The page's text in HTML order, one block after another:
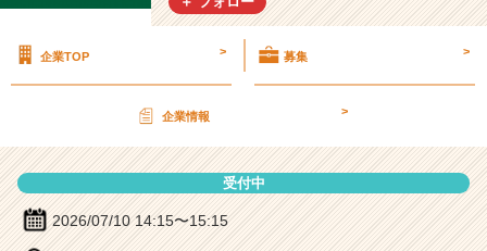
ロ
ル
株
会
社
の
説
企業TOP > 募集 >
企業情報 >
受付中
2026/07/10 14:15〜15:15